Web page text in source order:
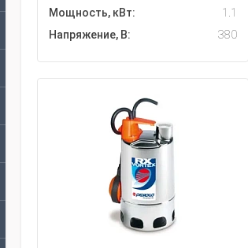
Мощность, кВт:
1.1
Напряжение, В:
380